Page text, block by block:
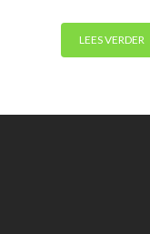
LEES VERDER